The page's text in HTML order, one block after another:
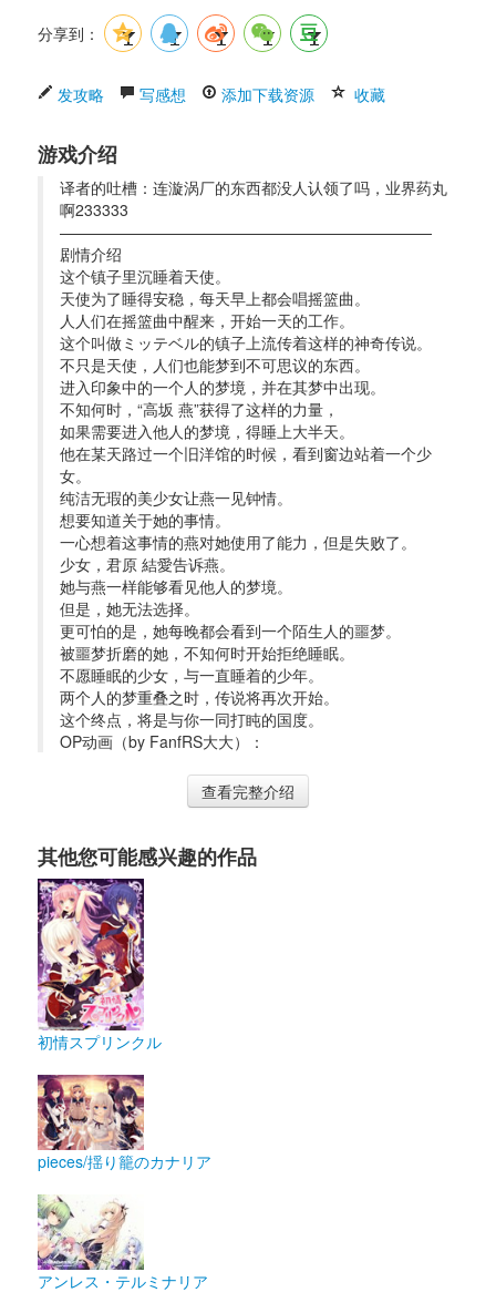
分享到：
发攻略 写感想 添加下载资源 收藏
游戏介绍
译者的吐槽：连漩涡厂的东西都没人认领了吗，业界药丸
啊233333
————————————————————————
剧情介绍
这个镇子里沉睡着天使。
天使为了睡得安稳，每天早上都会唱摇篮曲。
人人们在摇篮曲中醒来，开始一天的工作。
这个叫做ミッテベル的镇子上流传着这样的神奇传说。
不只是天使，人们也能梦到不可思议的东西。
进入印象中的一个人的梦境，并在其梦中出现。
不知何时，“高坂 燕”获得了这样的力量，
如果需要进入他人的梦境，得睡上大半天。
他在某天路过一个旧洋馆的时候，看到窗边站着一个少
女。
纯洁无瑕的美少女让燕一见钟情。
想要知道关于她的事情。
一心想着这事情的燕对她使用了能力，但是失败了。
少女，君原 結愛告诉燕。
她与燕一样能够看见他人的梦境。
但是，她无法选择。
更可怕的是，她每晚都会看到一个陌生人的噩梦。
被噩梦折磨的她，不知何时开始拒绝睡眠。
不愿睡眠的少女，与一直睡着的少年。
两个人的梦重叠之时，传说将再次开始。
这个终点，将是与你一同打盹的国度。
OP动画（by FanfRS大大）：
查看完整介绍
其他您可能感兴趣的作品
初情スプリンクル
pieces/揺り籠のカナリア
アンレス・テルミナリア